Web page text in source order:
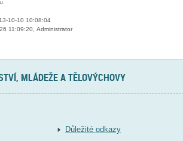
10-10 10:08:04
11:09:20, Administrator
MLÁDEŽE A TĚLOVÝCHOVY
Důležité odkazy